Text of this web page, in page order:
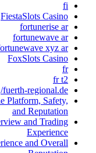
fi
FiestaSlots Casino
fortunerise ar
fortunewave ar
xyz ar
FoxSlots Casino
fr
fr t2
fuerth-regional.de/
Platform, Safety,
and Reputation
and Trading
Experience
and Overall